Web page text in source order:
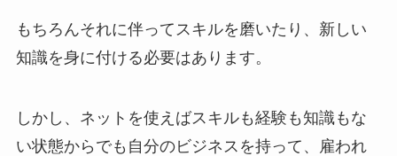
もちろんそれに伴ってスキルを磨いたり、新しい
知識を身に付ける必要はあります。
しかし、ネットを使えばスキルも経験も知識もな
い状態からでも自分のビジネスを持って、雇われ